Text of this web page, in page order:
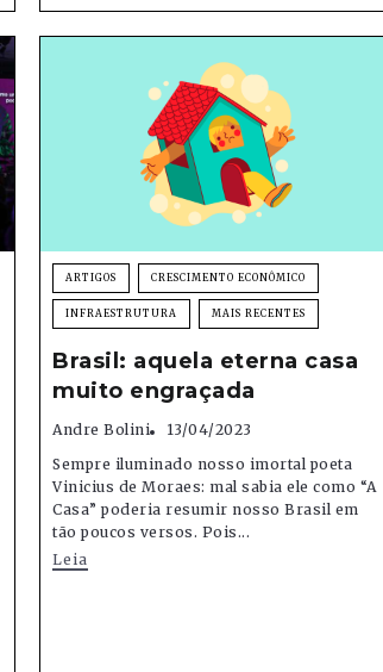
ARTIGOS CRESCIMENTO ECONÔMICO
INFRAESTRUTURA MAIS RECENTES
Brasil: aquela eterna casa
muito engraçada
Andre Bolini
13/04/2023
Sempre iluminado nosso imortal poeta
Vinicius de Moraes: mal sabia ele como “A
Casa” poderia resumir nosso Brasil em
tão poucos versos. Pois...
Leia